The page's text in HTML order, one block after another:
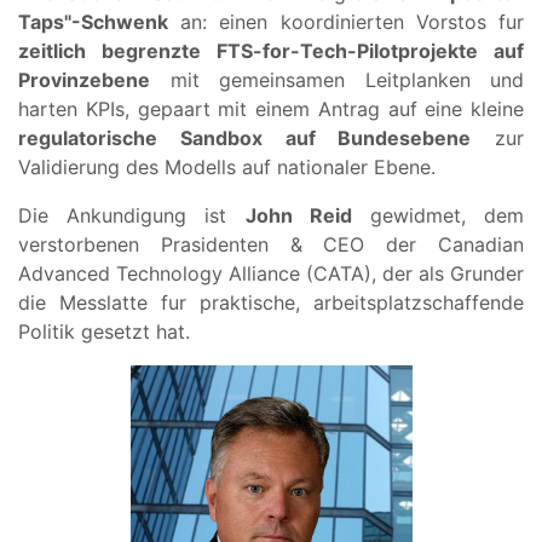
Taps"-Schwenk an: einen koordinierten Vorstos fur
zeitlich begrenzte FTS-for-Tech-Pilotprojekte auf
Provinzebene mit gemeinsamen Leitplanken und
harten KPIs, gepaart mit einem Antrag auf eine kleine
regulatorische Sandbox auf Bundesebene zur
Validierung des Modells auf nationaler Ebene.
Die Ankundigung ist John Reid gewidmet, dem
verstorbenen Prasidenten & CEO der Canadian
Advanced Technology Alliance (CATA), der als Grunder
die Messlatte fur praktische, arbeitsplatzschaffende
Politik gesetzt hat.